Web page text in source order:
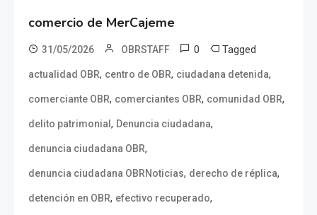
comercio de MerCajeme
31/05/2026 OBRSTAFF 0 Tagged
actualidad OBR, centro de OBR, ciudadana detenida,
comerciante OBR, comerciantes OBR, comunidad OBR,
delito patrimonial , Denuncia ciudadana,
denuncia ciudadana OBR,
denuncia ciudadana OBRNoticias, derecho de réplica,
detención en OBR, efectivo recuperado,